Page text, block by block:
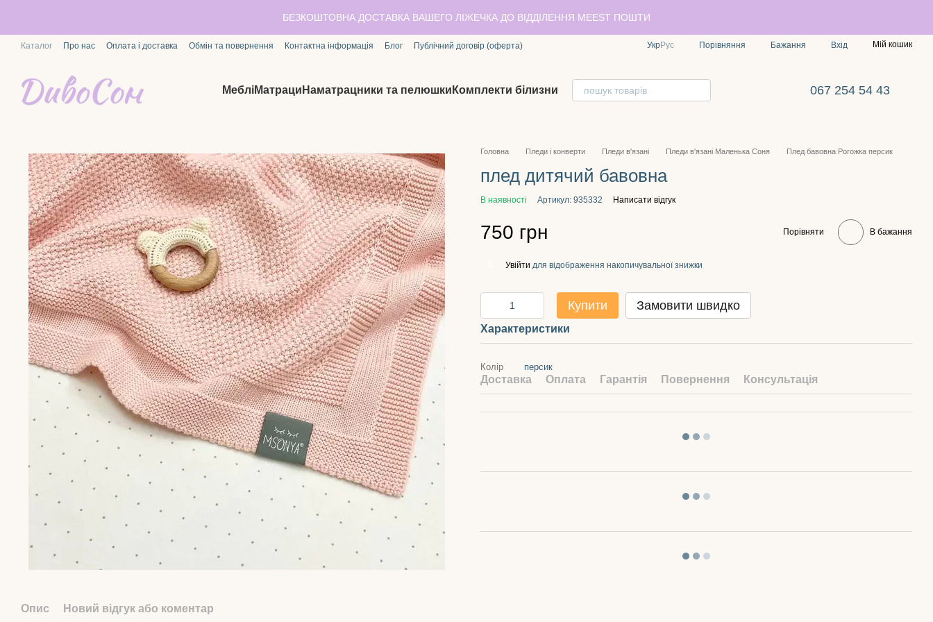
БЕЗКОШТОВНА ДОСТАВКА ВАШЕГО ЛІЖЕЧКА ДО ВІДДІЛЕННЯ MEEST ПОШТИ
Каталог Про нас Оплата і доставка Обмін та повернення Контактна інформація Блог Публічний договір (оферта) УкрРус Порівняння Бажання Вхід Мій кошик
МебліМатраци Наматрацники та пелюшки Комплекти білизни 067 254 54 43
Опис Новий відгук або коментар
Головна Пледи і конверти Пледи в'язані Пледи в'язані Маленька Соня Плед бавовна Рогожка персик
плед дитячий бавовна
В наявності Артикул: 935332 Написати відгук
750 грн Порівняти В бажання
Увійти для відображення накопичувальної знижки
Купити Замовити швидко
Характеристики
Колір персик
Доставка Оплата Гарантія Повернення Консультація